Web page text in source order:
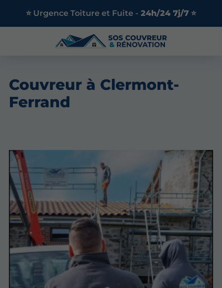
⭐ Urgence Toiture et Fuite - 24h/24 7j/7 ⭐
Couvreur à Clermont-
Ferrand